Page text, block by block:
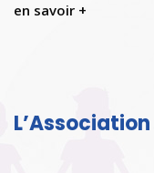
en savoir +
L’Association